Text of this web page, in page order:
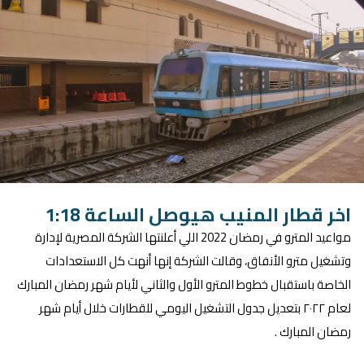
اخر قطار المنيب هيوصل الساعة 1:18
مواعيد المترو في رمضان 2022 اللي أعلنتها الشركة المصرية لإدارة
وتشغيل مترو الأنفاق، وقالت الشركة إنها أنهت كل الاستعدادات
الخاصة باستقبال خطوط المترو الأول والثاني لأيام شهر رمضان المبارك
لعام ٢٠٢٢ بتعديل جدول التشغيل اليومي للقطارات خلال أيام شهر
رمضان المبارك .